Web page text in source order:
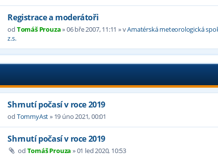
Registrace a moderátoři
od Tomáš Prouza»06 bře 2007, 11:11 » vAmatérská meteorologická
z.s.
Shrnutí počasí v roce 2019
od TommyAst» 19 úno 2021, 00:01
Shrnutí počasí v roce 2019
od Tomáš Prouza »01 led 2020, 10:53